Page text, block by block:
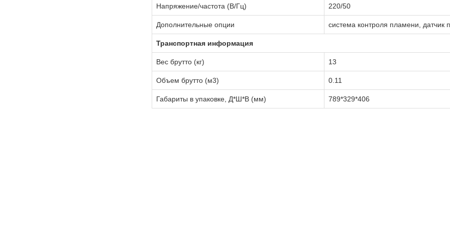
Напряжение/частота (В/Гц) 220/50
Дополнительные опции система контроля пламени, датчик
Транспортная информация
Вес брутто (кг) 13
Объем брутто (м3) 0.11
Габариты в упаковке, Д*Ш*В (мм) 789*329*406